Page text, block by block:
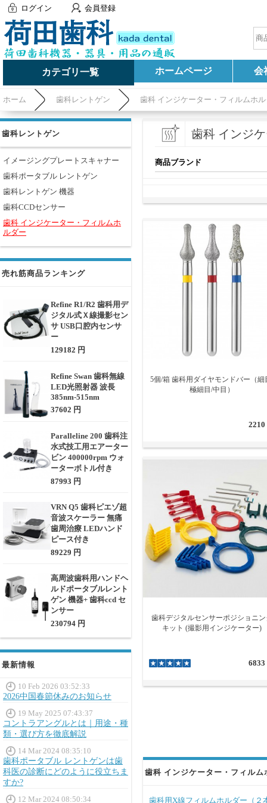
ログイン 会員登録
カテゴリ一覧 ホームページ 会
ホーム 歯科レントゲン 歯科 インジケーター・フィルムホ
歯科レントゲン
イメージングプレートスキャナー
歯科ポータブル レントゲン
歯科レントゲン 機器
歯科CCDセンサー
歯科 インジケーター・フィルムホ
ルダー
売れ筋商品ランキング
Refine R1/R2 歯科用デ
ジタル式Ｘ線撮影セン
サ USB口腔内センサ
ー
129182 円
Refine Swan 歯科無線
LED光照射器 波長
385nm-515nm
37602 円
Paralleline 200 歯科注
水式技工用エアーター
ビン 400000rpm ウォ
ーターボトル付き
87993 円
VRN Q5 歯科ピエゾ超
音波スケーラー 無痛
歯周治療 LEDハンド
ピース付き
89229 円
高周波歯科用ハンドヘ
ルドポータブルレント
ゲン 機器+ 歯科ccd セ
ンサー
230794 円
最新情報
10 Feb 2026 03:52:33
2026中国春節休みのお知らせ
19 May 2025 07:43:37
コントラアングルとは｜用途・種
類・選び方を徹底解説
14 Mar 2024 08:35:10
歯科ポータブル レントゲンは歯
科医の診断にどのように役立ちま
すか?
12 Mar 2024 08:50:34
歯科 インジ
商品ブランド
5個/箱 歯科用ダイヤモンドバー（細
極細目/中目）
2210
歯科デジタルセンサーポジショニン
キット (撮影用インジケーター)
6833
歯科 インジケーター・フィル
歯科用X線フィルムホルダー（２